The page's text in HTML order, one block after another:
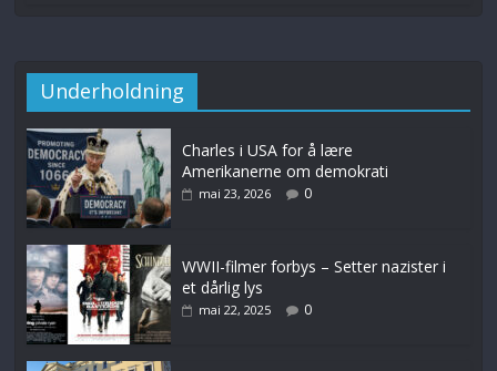
Underholdning
Charles i USA for å lære
Amerikanerne om demokrati
mai 23, 2026 0
WWII-filmer forbys – Setter nazister i
et dårlig lys
mai 22, 2025 0